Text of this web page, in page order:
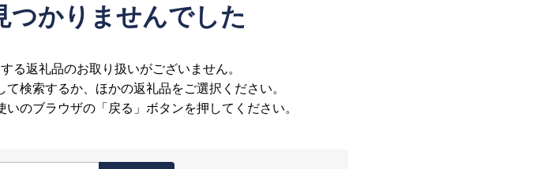
つかりませんでした
る返礼品のお取り扱いがございません。
検索するか、ほかの返礼品をご選択ください。
のブラウザの「戻る」ボタンを押してください。